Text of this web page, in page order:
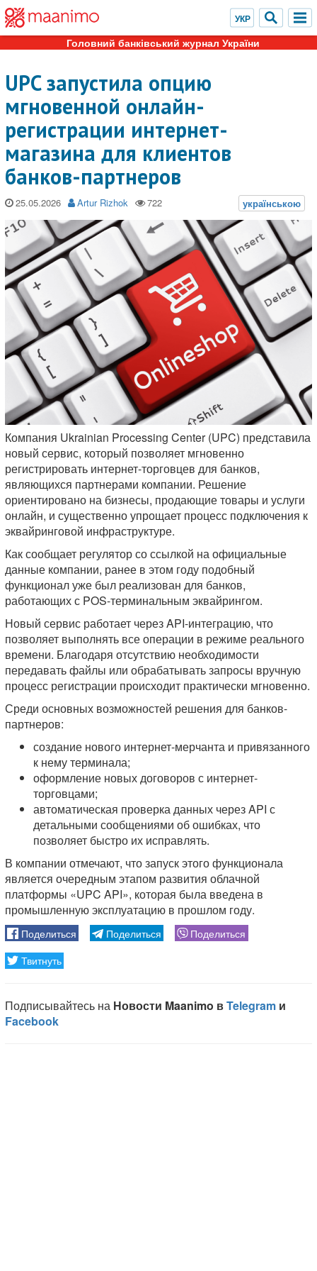
Головний банківський журнал України
UPC запустила опцию
мгновенной онлайн-
регистрации интернет-
магазина для клиентов
банков-партнеров
25.05.2026 Artur Rizhok
Компания Ukrainian Processing Center (UPC) представила
новый сервис, который позволяет мгновенно
регистрировать интернет-торговцев для банков,
являющихся партнерами компании. Решение
ориентировано на бизнесы, продающие товары и услуги
онлайн, и существенно упрощает процесс подключения к
эквайринговой инфраструктуре.
Как сообщает регулятор со ссылкой на официальные
данные компании, ранее в этом году подобный
функционал уже был реализован для банков,
работающих с POS-терминальным эквайрингом.
Новый сервис работает через API-интеграцию, что
позволяет выполнять все операции в режиме реального
времени. Благодаря отсутствию необходимости
передавать файлы или обрабатывать запросы вручную
процесс регистрации происходит практически мгновенно.
Среди основных возможностей решения для банков-
партнеров:
создание нового интернет-мерчанта и привязанного
к нему терминала;
оформление новых договоров с интернет-
торговцами;
автоматическая проверка данных через API с
детальными сообщениями об ошибках, что
позволяет быстро их исправлять.
В компании отмечают, что запуск этого функционала
является очередным этапом развития облачной
платформы «UPC API», которая была введена в
промышленную эксплуатацию в прошлом году.